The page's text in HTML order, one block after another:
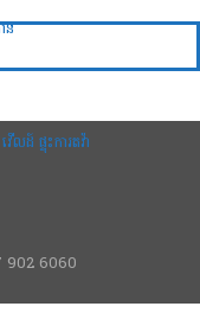
ន
ដ៍ ផ្ទុះការតវ៉ា
902 6060